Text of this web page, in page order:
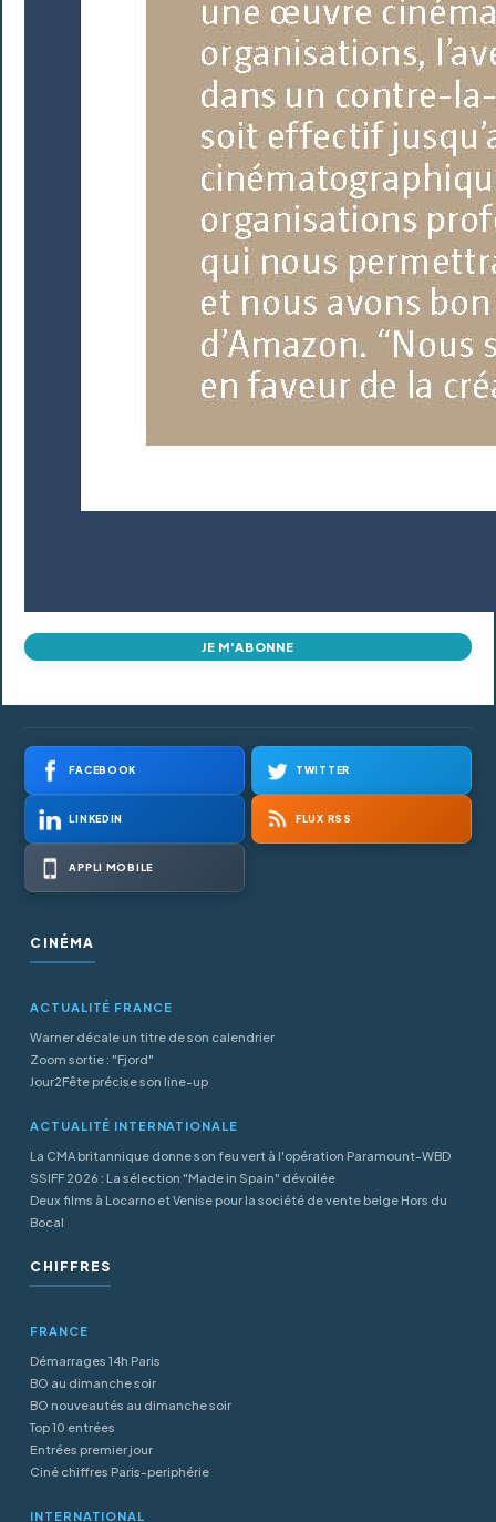
JE M'ABONNE
FACEBOOK TWITTER
LINKEDIN FLUX RSS
APPLI MOBILE
CINÉMA
ACTUALITÉ FRANCE
Warner décale un titre de son calendrier
Zoom sortie : "Fjord"
Jour2Fête précise son line-up
ACTUALITÉ INTERNATIONALE
La CMA britannique donne son feu vert à l'opération Paramount-WBD
SSIFF 2026 : La sélection "Made in Spain" dévoilée
Deux films à Locarno et Venise pour la société de vente belge Hors du
Bocal
CHIFFRES
FRANCE
Démarrages 14h Paris
BO au dimanche soir
BO nouveautés au dimanche soir
Top 10 entrées
Entrées premier jour
Ciné chiffres Paris-periphérie
INTERNATIONAL